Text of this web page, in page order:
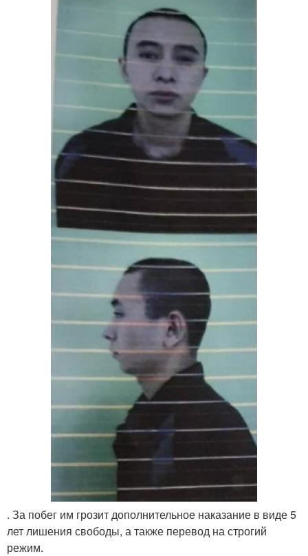
. За побег им грозит дополнительное наказание в виде 5
лет лишения свободы, а также перевод на строгий
режим.